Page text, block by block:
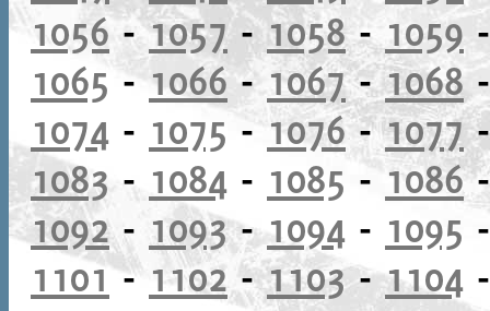
1056-1057-1058- 1059
1065 -1066- 1067-1068
1074 - 1075 -1076-1077
1083- 1084 - 1085 - 1086
1092- 1093-1094 - 1095
1101- 1102-1103-1104